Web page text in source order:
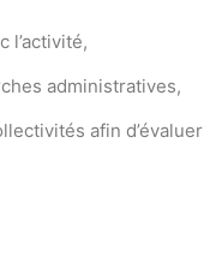
l’activité,
administratives,
afin d’évaluer